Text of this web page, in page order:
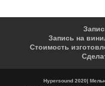
Запись на
Стоимость
Hypersound 2020|